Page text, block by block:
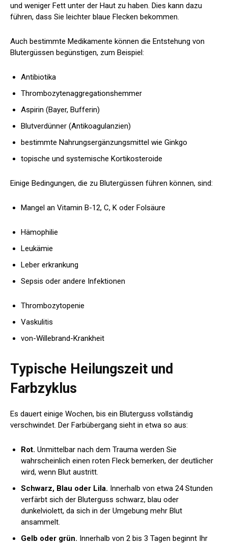
und weniger Fett unter der Haut zu haben. Dies kann dazu
führen, dass Sie leichter blaue Flecken bekommen.
Auch bestimmte Medikamente können die Entstehung von
Blutergüssen begünstigen, zum Beispiel:
Antibiotika
Thrombozytenaggregationshemmer
Aspirin (Bayer, Bufferin)
Blutverdünner (Antikoagulanzien)
bestimmte Nahrungsergänzungsmittel wie Ginkgo
topische und systemische Kortikosteroide
Einige Bedingungen, die zu Blutergüssen führen können, sind:
Mangel an Vitamin B-12, C, K oder Folsäure
Hämophilie
Leukämie
Leber erkrankung
Sepsis oder andere Infektionen
Thrombozytopenie
Vaskulitis
von-Willebrand-Krankheit
Typische Heilungszeit und
Farbzyklus
Es dauert einige Wochen, bis ein Bluterguss vollständig
verschwindet. Der Farbübergang sieht in etwa so aus:
Rot. Unmittelbar nach dem Trauma werden Sie
wahrscheinlich einen roten Fleck bemerken, der deutlicher
wird, wenn Blut austritt.
Schwarz, Blau oder Lila. Innerhalb von etwa 24 Stunden
verfärbt sich der Bluterguss schwarz, blau oder
dunkelviolett, da sich in der Umgebung mehr Blut
ansammelt.
Gelb oder grün. Innerhalb von 2 bis 3 Tagen beginnt Ihr